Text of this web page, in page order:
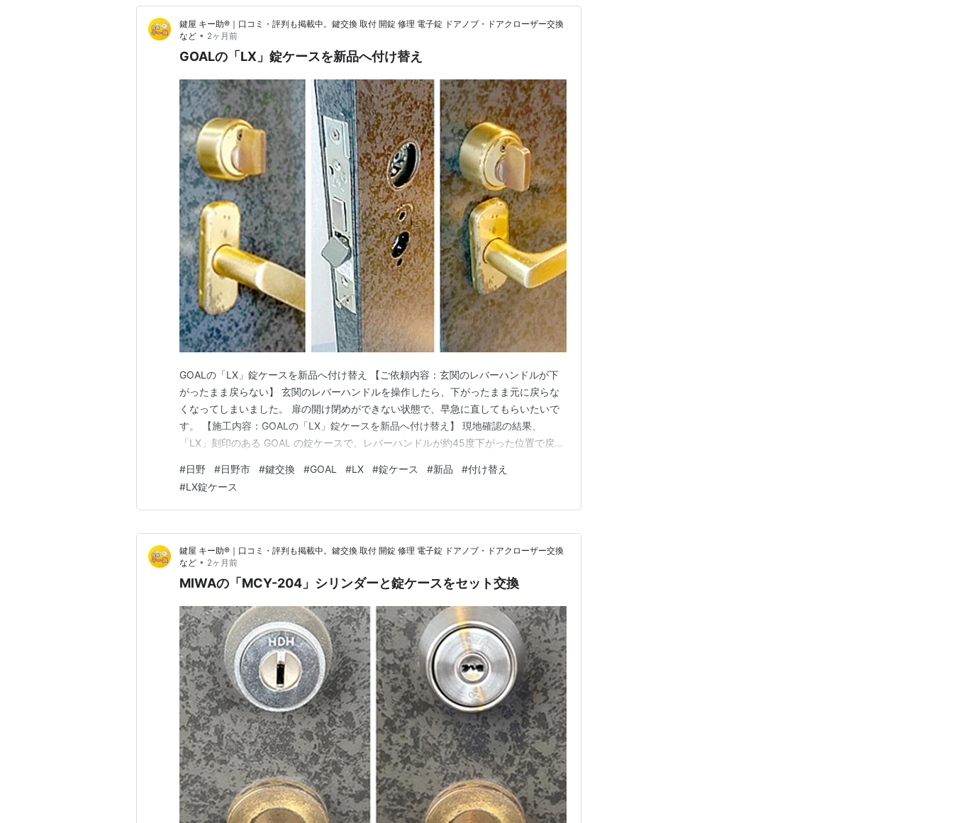
鍵屋 キー助®｜口コミ・評判も掲載中。鍵交換 取付 開錠 修理 電子錠 ドアノブ・ドアクローザー交換
など • 2ヶ月前
GOALの「LX」錠ケースを新品へ付け替え
GOALの「LX」錠ケースを新品へ付け替え 【ご依頼内容：玄関のレバーハンドルが下
がったまま戻らない】 玄関のレバーハンドルを操作したら、下がったまま元に戻らな
くなってしまいました。 扉の開け閉めができない状態で、早急に直してもらいたいで
す。 【施工内容：GOALの「LX」錠ケースを新品へ付け替え】 現地確認の結果、
「LX」刻印のある GOAL の錠ケースで、レバーハンドルが約45度下がった位置で戻ら
われるケースですが、使い方によるものか製品の個体差によるものかは、外観からは断
定できません。 作業に入り、シリンダー・…
#日野 #日野市 #鍵交換 #GOAL #LX #錠ケース #新品 #付け替え
#LX錠ケース
鍵屋 キー助®｜口コミ・評判も掲載中。鍵交換 取付 開錠 修理 電子錠 ドアノブ・ドアクローザー交換
など • 2ヶ月前
MIWAの「MCY-204」シリンダーと錠ケースをセット交換